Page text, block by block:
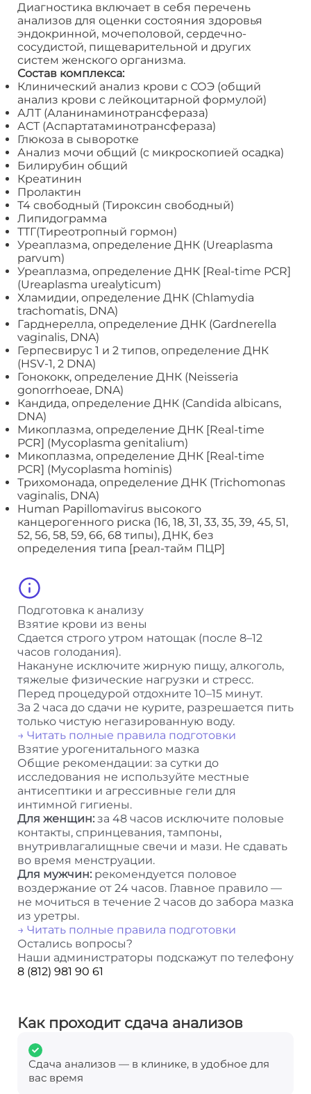
Диагностика включает в себя перечень
анализов для оценки состояния здоровья
эндокринной, мочеполовой, сердечно-
сосудистой, пищеварительной и других
систем женского организма.
Состав комплекса:
Клинический анализ крови с СОЭ (общий
анализ крови с лейкоцитарной формулой)
АЛТ (Аланинаминотрансфераза)
АСТ (Аспартатаминотрансфераза)
Глюкоза в сыворотке
Анализ мочи общий (с микроскопией осадка)
Билирубин общий
Креатинин
Пролактин
Т4 свободный (Тироксин свободный)
Липидограмма
ТТГ(Тиреотропный гормон)
Уреаплазма, определение ДНК (Ureaplasma
parvum)
Уреаплазма, определение ДНК [Real-time PCR]
(Ureaplasma urealyticum)
Хламидии, определение ДНК (Chlamydia
trachomatis, DNA)
Гарднерелла, определение ДНК (Gardnerella
vaginalis, DNA)
Герпесвирус 1 и 2 типов, определение ДНК
(HSV-1, 2 DNA)
Гонококк, определение ДНК (Neisseria
gonorrhoeae, DNA)
Кандида, определение ДНК (Candida albicans,
DNA)
Микоплазма, определение ДНК [Real-time
PCR] (Mycoplasma genitalium)
Микоплазма, определение ДНК [Real-time
PCR] (Mycoplasma hominis)
Трихомонада, определение ДНК (Trichomonas
vaginalis, DNA)
Human Papillomavirus высокого
канцерогенного риска (16, 18, 31, 33, 35, 39, 45, 51,
52, 56, 58, 59, 66, 68 типы), ДНК, без
определения типа [реал-тайм ПЦР]
Подготовка к анализу
Взятие крови из вены
Сдается строго утром натощак (после 8–12
часов голодания).
Накануне исключите жирную пищу, алкоголь,
тяжелые физические нагрузки и стресс.
Перед процедурой отдохните 10–15 минут.
За 2 часа до сдачи не курите, разрешается пить
только чистую негазированную воду.
→ Читать полные правила подготовки
Взятие урогенитального мазка
Общие рекомендации: за сутки до
исследования не используйте местные
антисептики и агрессивные гели для
интимной гигиены.
Для женщин: за 48 часов исключите половые
контакты, спринцевания, тампоны,
внутривлагалищные свечи и мази. Не сдавать
во время менструации.
Для мужчин: рекомендуется половое
воздержание от 24 часов. Главное правило —
не мочиться в течение 2 часов до забора мазка
из уретры.
→ Читать полные правила подготовки
Остались вопросы?
Наши администраторы подскажут по телефону
8 (812) 981 90 61
Как проходит сдача анализов
Сдача анализов — в клинике, в удобное для
вас время